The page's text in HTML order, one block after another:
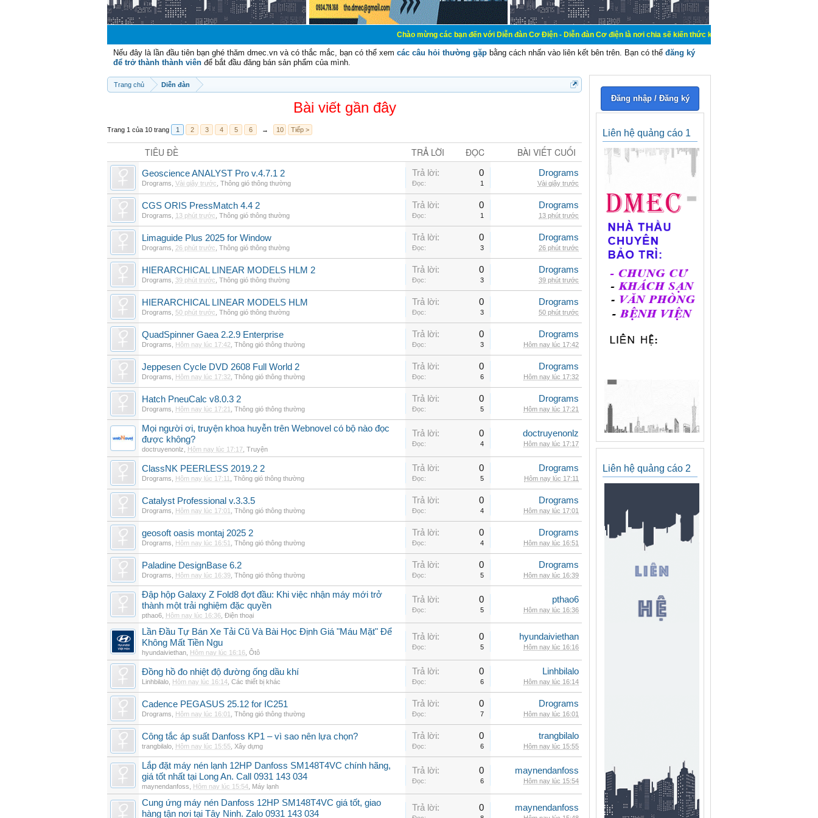
Chào mừng các bạn đến với Diễn đàn Cơ Điện - Diễn đàn Cơ điện là nơi chia sẽ kiến thức kinh nghiệm trong lãnh vực cơ điện,
Nếu đây là lần đầu tiên bạn ghé thăm dmec.vn và có thắc mắc, bạn có thể xem các câu hỏi thường gặp bằng cách nhấn vào liên kết bên trên. Bạn có thể đăng ký
để trở thành thành viên để bắt đầu đăng bán sản phẩm của mình.
Trang chủ Diễn đàn
Bài viết gần đây
Trang 1 của 10 trang 1 2 3 4 5 6 → 10 Tiếp >
TIÊU ĐỀ TRẢ LỜI ĐỌC BÀI VIẾT CUỐI
Geoscience ANALYST Pro v.4.7.1 2
Drograms Vài giây trước Thông gió thông thường
Trả lời: 0
Đọc: 1
Drograms
Vài giây trước
CGS ORIS PressMatch 4.4 2
Drograms 13 phút trước Thông gió thông thường
Trả lời: 0
Đọc: 1
Drograms
13 phút trước
Limaguide Plus 2025 for Window
Drograms 26 phút trước Thông gió thông thường
Trả lời: 0
Đọc: 3
Drograms
26 phút trước
HIERARCHICAL LINEAR MODELS HLM 2
Drograms 39 phút trước Thông gió thông thường
Trả lời: 0
Đọc: 3
Drograms
39 phút trước
HIERARCHICAL LINEAR MODELS HLM
Drograms 50 phút trước Thông gió thông thường
Trả lời: 0
Đọc: 3
Drograms
50 phút trước
QuadSpinner Gaea 2.2.9 Enterprise
Drograms Hôm nay lúc 17:42 Thông gió thông thường
Trả lời: 0
Đọc: 3
Drograms
Hôm nay lúc 17:42
Jeppesen Cycle DVD 2608 Full World 2
Drograms Hôm nay lúc 17:32 Thông gió thông thường
Trả lời: 0
Đọc: 6
Drograms
Hôm nay lúc 17:32
Hatch PneuCalc v8.0.3 2
Drograms Hôm nay lúc 17:21 Thông gió thông thường
Trả lời: 0
Đọc: 5
Drograms
Hôm nay lúc 17:21
Mọi người ơi, truyện khoa huyễn trên Webnovel có bộ nào đọc
được không?
doctruyenonlz Hôm nay lúc 17:17 Truyện
Trả lời: 0
Đọc: 4
doctruyenonlz
Hôm nay lúc 17:17
ClassNK PEERLESS 2019.2 2
Drograms Hôm nay lúc 17:11 Thông gió thông thường
Trả lời: 0
Đọc: 5
Drograms
Hôm nay lúc 17:11
Catalyst Professional v.3.3.5
Drograms Hôm nay lúc 17:01 Thông gió thông thường
Trả lời: 0
Đọc: 4
Drograms
Hôm nay lúc 17:01
geosoft oasis montaj 2025 2
Drograms Hôm nay lúc 16:51 Thông gió thông thường
Trả lời: 0
Đọc: 4
Drograms
Hôm nay lúc 16:51
Paladine DesignBase 6.2
Drograms Hôm nay lúc 16:39 Thông gió thông thường
Trả lời: 0
Đọc: 5
Drograms
Hôm nay lúc 16:39
Đập hộp Galaxy Z Fold8 đợt đầu: Khi việc nhận máy mới trở
thành một trải nghiệm đặc quyền
pthao6 Hôm nay lúc 16:36 Điện thoại
Trả lời: 0
Đọc: 5
pthao6
Hôm nay lúc 16:36
Lần Đầu Tự Bán Xe Tải Cũ Và Bài Học Định Giá "Máu Mặt" Để
Không Mất Tiền Ngu
hyundaiviethan Hôm nay lúc 16:16 Ôtô
Trả lời: 0
Đọc: 5
hyundaiviethan
Hôm nay lúc 16:16
Đồng hồ đo nhiệt độ đường ống dầu khí
Linhbilalo Hôm nay lúc 16:14 Các thiết bị khác
Trả lời: 0
Đọc: 6
Linhbilalo
Hôm nay lúc 16:14
Cadence PEGASUS 25.12 for IC251
Drograms Hôm nay lúc 16:01 Thông gió thông thường
Trả lời: 0
Đọc: 7
Drograms
Hôm nay lúc 16:01
Công tắc áp suất Danfoss KP1 – vì sao nên lựa chọn?
trangbilalo Hôm nay lúc 15:55 Xây dựng
Trả lời: 0
Đọc: 6
trangbilalo
Hôm nay lúc 15:55
Lắp đặt máy nén lạnh 12HP Danfoss SM148T4VC chính hãng,
giá tốt nhất tại Long An. Call 0931 143 034
maynendanfoss Hôm nay lúc 15:54 Máy lạnh
Trả lời: 0
Đọc: 6
maynendanfoss
Hôm nay lúc 15:54
Cung ứng máy nén Danfoss 12HP SM148T4VC giá tốt, giao
hàng tận nơi tại Tây Ninh. Zalo 0931 143 034
Trả lời: 0 maynendanfoss
Đăng nhập / Đăng ký
Liên hệ quảng cáo 1
Liên hệ quảng cáo 2